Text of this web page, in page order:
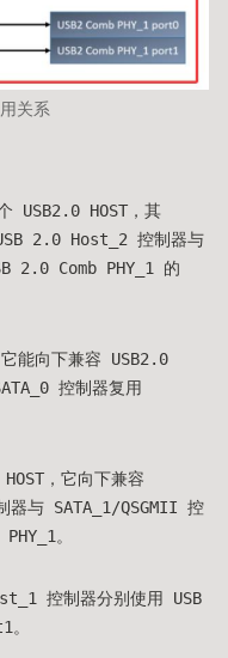
关系
USB2.0 HOST，其
2.0 Host_2 控制器与
2.0 Comb PHY_1 的
能向下兼容 USB2.0
控制器复用
，它向下兼容
器与 SATA_1/QSGMII 控
。
控制器分别使用 USB